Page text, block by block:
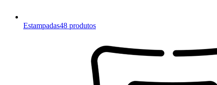
Estampadas48 produtos